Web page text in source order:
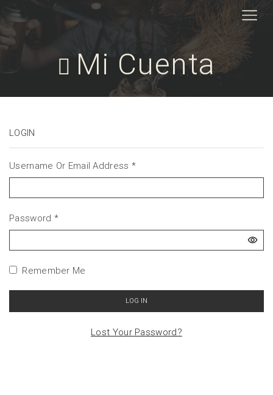
Mi Cuenta
LOGIN
Username Or Email Address *
Password *
Remember Me
LOG IN
Lost Your Password?